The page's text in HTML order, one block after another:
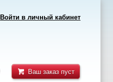
Войти в личный кабинет
Ваш заказ пуст